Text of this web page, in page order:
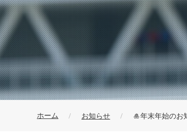
ホーム お知らせ 🎍年末年始のお